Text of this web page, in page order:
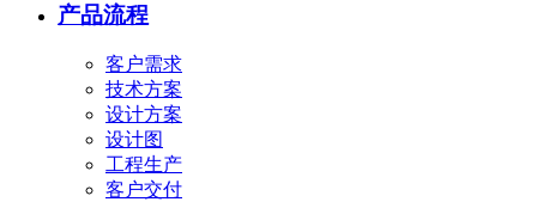
产品流程
客户需求
技术方案
设计方案
设计图
工程生产
客户交付